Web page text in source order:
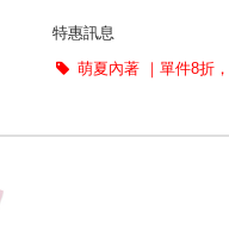
特惠訊息
萌夏內著 ｜單件8折